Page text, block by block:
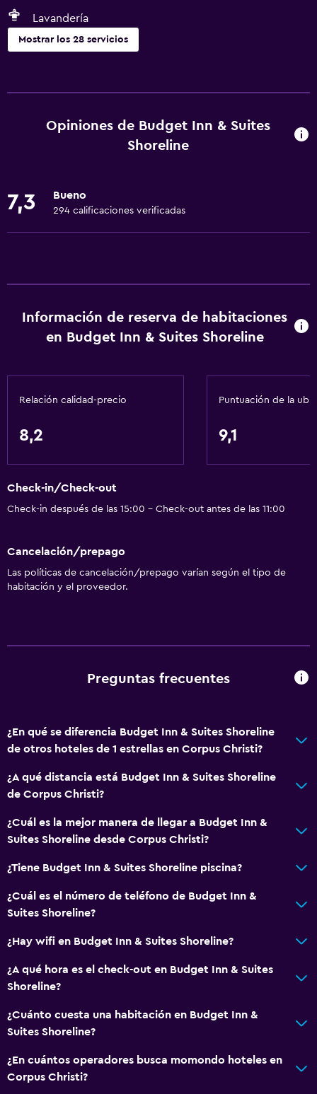
Lavandería
Mostrar los 28 servicios
Tetera/cafetera
Aire acondicionado
Calefacción
Baño
Tina de baño
Aseo
Baño privado
Sistema de entretenimiento
TV por cable o vía satélite
TV de pantalla plana
Fax/fotocopiadora
Estacionamiento gratuito
Accesibilidad y adecuación
Áreas designadas para fumadores
Limpieza diaria
Servicios y facilidades
Recepción 24 horas
Opiniones de Budget Inn & Suites
Shoreline
7,3 Bueno
294 calificaciones verificadas
Información de reserva de habitaciones
en Budget Inn & Suites Shoreline
Relación calidad-precio
8,2
Puntuación de la
9,1
Check-in/Check-out
Check-in después de las 15:00 - Check-out antes de las 11:00
Cancelación/prepago
Las políticas de cancelación/prepago varían según el tipo de
habitación y el proveedor.
Preguntas frecuentes
¿En qué se diferencia Budget Inn & Suites Shoreline
de otros hoteles de 1 estrellas en Corpus Christi?
¿A qué distancia está Budget Inn & Suites Shoreline
de Corpus Christi?
¿Cuál es la mejor manera de llegar a Budget Inn &
Suites Shoreline desde Corpus Christi?
¿Tiene Budget Inn & Suites Shoreline piscina?
¿Cuál es el número de teléfono de Budget Inn &
Suites Shoreline?
¿Hay wifi en Budget Inn & Suites Shoreline?
¿A qué hora es el check-out en Budget Inn & Suites
Shoreline?
¿Cuánto cuesta una habitación en Budget Inn &
Suites Shoreline?
¿En cuántos operadores busca momondo hoteles en
Corpus Christi?